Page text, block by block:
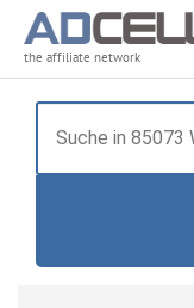
the affiliate network